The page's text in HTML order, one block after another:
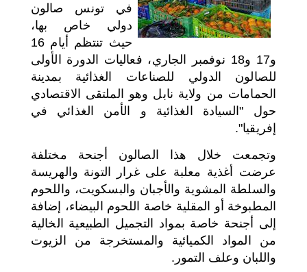
في تونس صالون
دولي خاص بها،
حيث تنتظم أيام 16
و17 و18 نوفمبر الجاري، فعاليات الدورة الأولى
للصالون الدولي للصناعات الغذائية بمدينة
الحمامات من ولاية نابل وهو الملتقى الاقتصادي
حول "السيادة الغذائية و الأمن الغذائي في
إفريقيا".
وتجمعت خلال هذا الصالون أجنحة مختلفة
عرضت أغذية معلبة على غرار التونة والهريسة
والسلطة المشوية والأجبان والبسكويت، واللحوم
المطبوخة أو المقلية خاصة اللحوم البيضاء، إضافة
إلى أجنحة خاصة بمواد التجميل الطبيعية الخالية
من المواد الكميائية والمستخرجة من الزيوت
واللبان وعلف التمور.